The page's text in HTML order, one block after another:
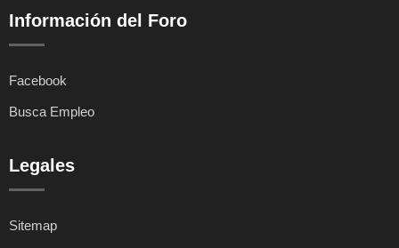
Información del Foro
Facebook
Busca Empleo
Legales
Sitemap